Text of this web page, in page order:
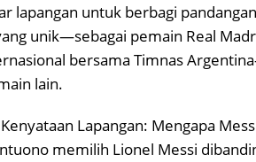
lapangan untuk berbagi
unik—sebagai pemain Real
bersama Timnas
lain.
Lapangan: Mengapa
memilih Lionel Messi